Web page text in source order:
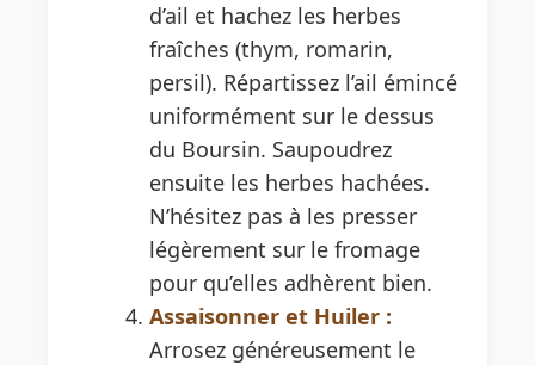
d’ail et hachez les herbes
fraîches (thym, romarin,
persil). Répartissez l’ail émincé
uniformément sur le dessus
du Boursin. Saupoudrez
ensuite les herbes hachées.
N’hésitez pas à les presser
légèrement sur le fromage
pour qu’elles adhèrent bien.
Assaisonner et Huiler :
Arrosez généreusement le